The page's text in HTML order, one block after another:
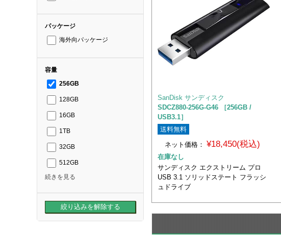
パッケージ
海外向パッケージ
容量
256GB
128GB
16GB
1TB
32GB
512GB
続きを見る
SanDisk サンディスク
SDCZ880-256G-G46 ［256GB /
USB3.1］
送料無料
ネット価格：
¥18,450(税込)
在庫なし
サンディスク エクストリーム プロ
USB 3.1 ソリッドステート フラッシ
ュドライブ